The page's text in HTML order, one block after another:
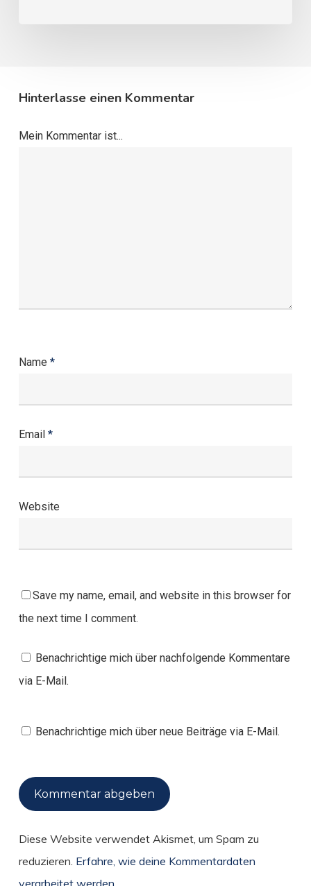
Hinterlasse einen Kommentar
Mein Kommentar ist...
Name *
Email *
Website
Save my name, email, and website in this browser for
the next time I comment.
Benachrichtige mich über nachfolgende Kommentare
via E-Mail.
Benachrichtige mich über neue Beiträge via E-Mail.
Diese Website verwendet Akismet, um Spam zu
reduzieren. Erfahre, wie deine Kommentardaten
verarbeitet werden.